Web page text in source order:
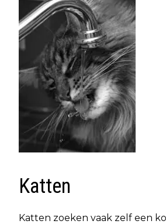
Katten
Katten zoeken vaak zelf een